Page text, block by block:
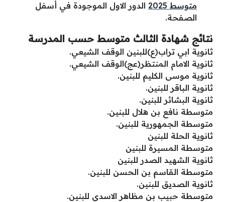
متوسط 2025
الدور الاول الموجودة في أسفل
الصفحة.
نتائج شهادة الثالث متوسط حسب المدرسة
ثانوية ابي تراب(ع)للبنين الوقف الشيعي.
ثانوية الامام المنتظر(عج)الوقف الشيعي.
ثانوية موسى الكليم للبنين.
ثانوية الباقر للبنين.
ثانوية البشائر للبنين.
متوسطة نافع بن هلال للبنين.
متوسطة الجمهورية للبنين.
ثانوية الحلة للبنين
متوسطة المسيرة للبنين
ثانوية الشهيد الصدر للبنين
متوسطة القاسم بن الحسن للبنين.
ثانوية الصديق للبنين.
متوسطة حبيب بن مظاهر الاسدي للبنين.